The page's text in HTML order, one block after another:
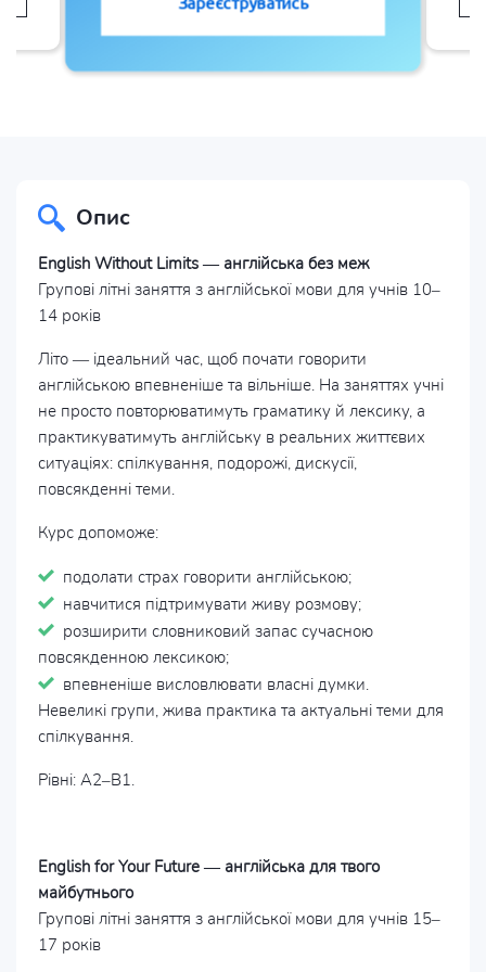
Опис
English Without Limits — англійська без меж
Групові літні заняття з англійської мови для учнів 10–
14 років
Літо — ідеальний час, щоб почати говорити
англійською впевненіше та вільніше. На заняттях учні
не просто повторюватимуть граматику й лексику, а
практикуватимуть англійську в реальних життєвих
ситуаціях: спілкування, подорожі, дискусії,
повсякденні теми.
Курс допоможе:
подолати страх говорити англійською;
навчитися підтримувати живу розмову;
розширити словниковий запас сучасною
повсякденною лексикою;
впевненіше висловлювати власні думки.
Невеликі групи, жива практика та актуальні теми для
спілкування.
Рівні: A2–B1.
English for Your Future — англійська для твого
майбутнього
Групові літні заняття з англійської мови для учнів 15–
17 років